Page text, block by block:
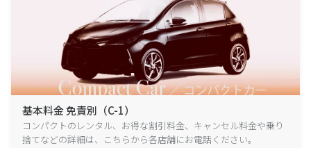
基本料金 免責別（C-1）
コンパクトのレンタル、お得な割引料金、キャンセル料金や乗り
捨てなどの詳細は、こちらから各店舗にお電話ください。